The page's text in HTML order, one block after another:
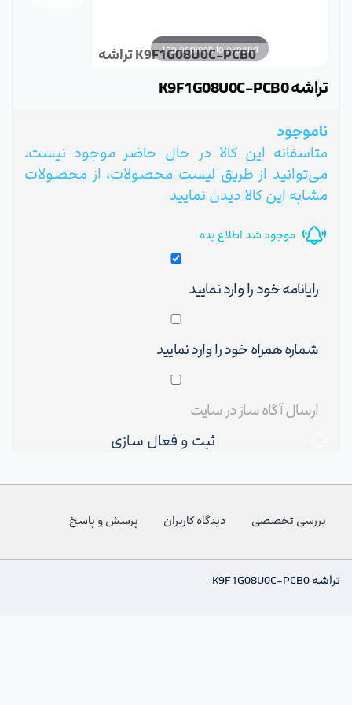
تراشه K9F1G08U0C-PCB0
Tap or pinch to expand
تراشه K9F1G08U0C-PCB0
ناموجود
متاسفانه این کالا در حال حاضر موجود نیست.
می‌توانید از طریق لیست محصولات، از محصولات
مشابه این کالا دیدن نمایید
موجود شد اطلاع بده
ثبت و فعال سازی
بررسی تخصصی دیدگاه کاربران پرسش و پاسخ
تراشه K9F1G08U0C-PCB0